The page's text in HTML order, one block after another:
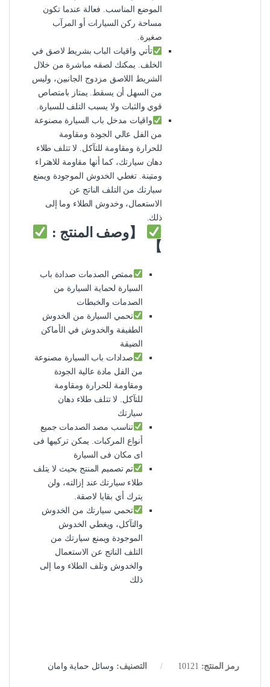
الموضع المناسب. فعالة عندما تكون
مساحة ركن السيارات أو المرآب
صغيرة.
تأتي واقيات الباب بشريط لاصق في
الخلف. يمكنك لصقه مباشرة من خلال
الشريط اللاصق مزدوج الجانبين، وليس
من السهل أن يسقط. يمتاز بامتصاص
قوي والثبات ولا يسبب التلف للسيارة.
واقيات مدخل باب السيارة مصنوعة
من الفل عالي الجودة ومقاومة
للحرارة ومقاومة للتآكل. لا تتلف طلاء
دهان سيارتك، كما أنها مقاومة للاهتراء
ومتينة. تغطي الخدوش الموجودة ويمنع
سيارتك من التلف الناتج عن
الاستعمال، وخدوش الطلاء وما إلى
ذلك.
【وصف المنتج :
】
ممتص الصدمات صدادة باب
السيارة لحماية السيارة من
الصدمات والخبطات
تحمي السيارة من الخدوش
الطفيفة والخدوش في الأماكن
الضيقة
صدادات باب السيارة مصنوعة
من الفل مادة عالية الجودة
ومقاومة للحرارة ومقاومة
للتآكل. لا تتلف طلاء دهان
سيارتك
تناسب مصد الصدمات جميع
أنواع المركبات. يمكن تركيبها فى
اى مكان فى السيارة
تم تصميم المنتج بحيث لا يتلف
طلاء سيارتك عند إزالته، ولن
يترك أي بقايا لاصقة.
تحمي سيارتك من الخدوش
والتآكل، ويغطي الخدوش
الموجودة ويمنع سيارتك من
التلف الناتج عن الاستعمال
والخدوش وتلف الطلاء وما إلى
ذلك
رمز المنتج: 10121 التصنيف: وسائل حماية وامان